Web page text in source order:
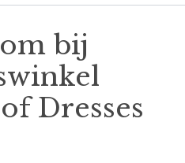
bij
Dresses